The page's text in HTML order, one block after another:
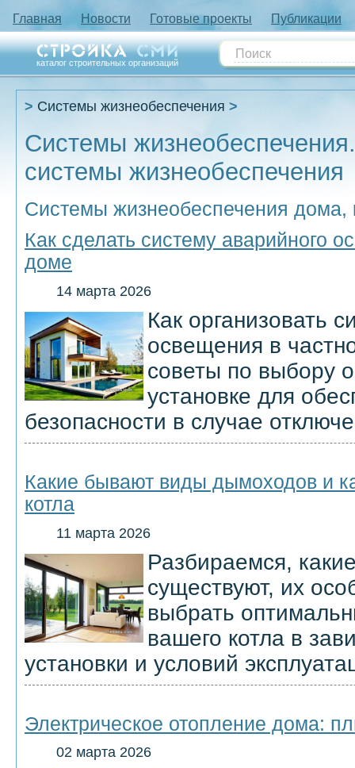
Главная Новости Готовые проекты Публикации
каталог строительных организаций
Системы жизнеобеспечения
Системы
системы жизнеобеспечения
Системы жизнеобеспечения дома,
Как сделать систему аварийного
доме
14 марта 2026
Как организовать
освещения в
советы по выбору
установке для
безопасности в случае
Какие бывают виды дымоходов и
котла
11 марта 2026
Разбираемся,
существуют, их
выбрать
вашего котла в
установки и условий
Электрическое отопление дома:
02 марта 2026